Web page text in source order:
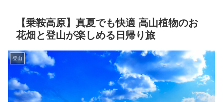
【乗鞍高原】真夏でも快適 高山植物のお
花畑と登山が楽しめる日帰り旅
登山